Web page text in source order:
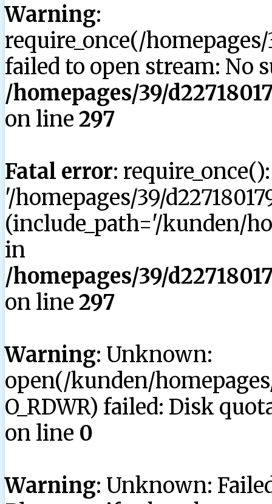
Warning:
require_once(/
failed to open stream: No
/homepages/39/
on line 297
Fatal error:
'/homepages/39/
(include_path='/kunden/
in
/homepages/39/
on line 297
Warning: Unknown:
open(/kunden/
O_RDWR) failed: Disk
on line 0
Warning: Unknown: